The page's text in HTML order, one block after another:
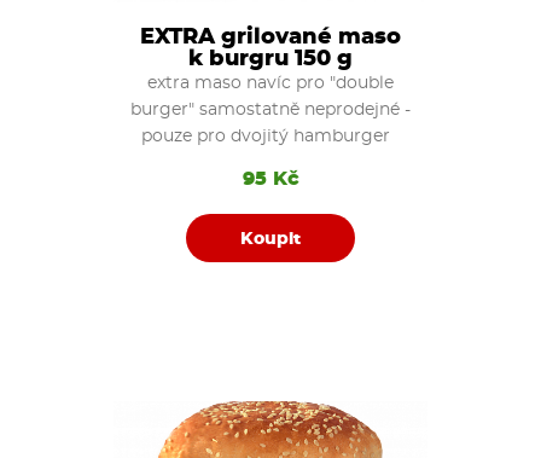
EXTRA grilované maso
k burgru 150 g
extra maso navíc pro "double
burger" samostatně neprodejné -
pouze pro dvojitý hamburger
95 Kč
Koupit